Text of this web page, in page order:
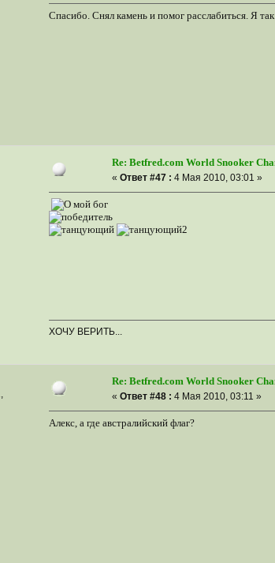
Спасибо. Снял камень и помог расслабиться. Я
Re: Betfred.com World Snooker
« Ответ #47 : 4 Мая 2010, 03:01 »
ХОЧУ ВЕРИТЬ...
Re: Betfred.com World Snooker
« Ответ #48 : 4 Мая 2010, 03:11 »
Алекс, а где австралийский флаг?